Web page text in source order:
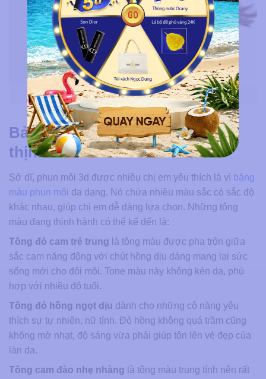
Bảng màu phun môi 3d rất đa dạng
Bảng màu phun môi 3d đang
thịnh hành
Sở dĩ, phun môi 3d được nhiều chị em yêu thích là vì bảng
màu phun môi đa dạng. Nó chứa nhiều màu sắc có sắc độ
khác nhau, giúp chị em dễ dàng lựa chọn. Những tông
màu đang thịnh hành có thể kể đến là:
Tông đỏ cam trẻ trung là tông màu được pha trộn giữa
sắc cam năng động với chút hồng dịu dàng mang lại sức
sống mới cho đôi môi. Tone màu này không kén da, phù
hợp với nhiều độ tuổi.
Tông đỏ hồng ngọt dịu dành cho những cô nàng yêu
thích sự tự nhiên, nữ tính. Đỏ hồng không quá trầm cũng
không mờ nhạt, độ sáng vừa phải giúp tôn lên vẻ đẹp của
làn da.
Tông cam đào nhẹ nhàng là tông màu trung tính nên rất